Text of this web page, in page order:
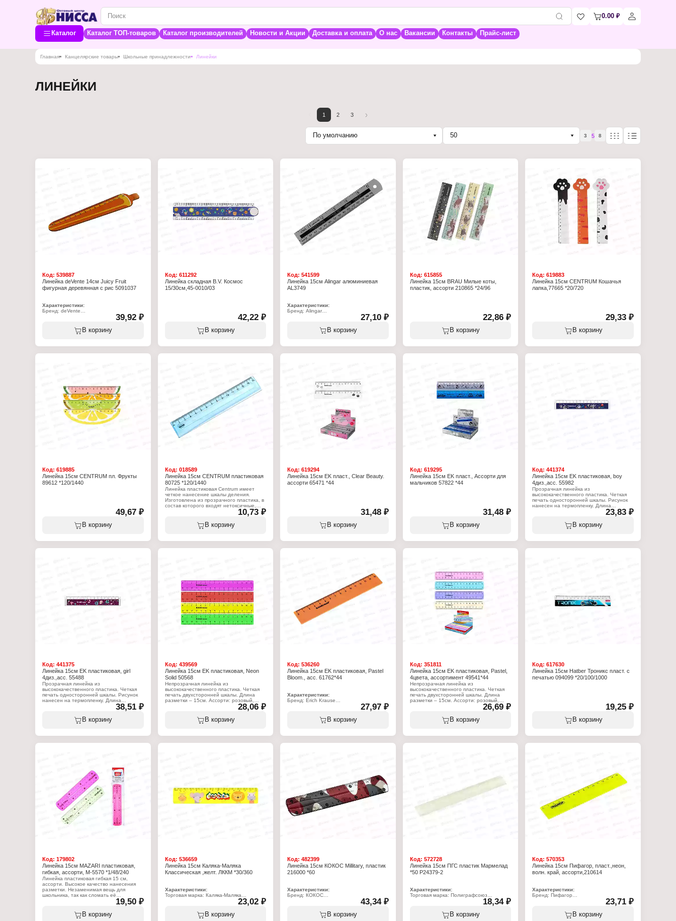
0.00 ₽
Каталог Каталог ТОП-товаров Каталог производителей Новости и Акции Доставка и оплата О нас Вакансии Контакты Прайс-лист
Главная Канцелярские товары Школьные принадлежности Линейки
ЛИНЕЙКИ
1 2 3
По умолчанию 50 3 5 8
Код: 539887
Линейка deVente 14см Juicy Fruit
фигурная деревянная с рис 5091037
Характеристики:
Бренд: deVente
Тип товара: Линейка
Дизайн: в ассортименте
Шкала делений: односторонняя
39,92 ₽
В корзину
Код: 611292
Линейка складная B.V. Космос
15/30см,45-0010/03
42,22 ₽
В корзину
Код:541599
Линейка 15см Alingar алюминиевая
AL3749
Характеристики:
Бренд: Alingar
Цвет линейки: серебристый
Длина разметки: 15 см
дюйм)
27,10 ₽
В корзину
Код: 615855
Линейка 15см BRAU Милые коты,
пластик, ассорти 210865 *24/96
22,86 ₽
В корзину
Код:619883
Линейка 15см CENTRUM Кошачья
лапка,77665 *20/720
29,33 ₽
В корзину
Код: 619885
Линейка 15см CENTRUM пл. Фрукты
89612 *120/1440
49,67 ₽
В корзину
Код: 018589
Линейка 15см CENTRUM пластиковая
80725 *120/1440
Линейка пластиковая Centrum имеет
четкое нанесение шкалы деления.
Изготовлена из прозрачного пластика, в
состав которого входят нетоксичные,
безопасные для здоровья материалы.
Качественная маркировка обеспечит
длительное использование изделия,
предотвратив стирание чернил. Длина -
Бренд: Centrum
10,73 ₽
В корзину
Код:619294
Линейка 15см EK пласт., Clear Beauty.
ассорти 65471 *44
31,48 ₽
В корзину
Код: 619295
Линейка 15см EK пласт., Ассорти для
мальчиков 57822 *44
31,48 ₽
В корзину
Код:441374
Линейка 15см EK пластиковая, boy
4диз.,асс. 55982
Прозрачная линейка из
высококачественного пластика. Четкая
печать односторонней шкалы. Рисунок
нанесен на термопленку. Длина
разметки – 15см. Ассорти: Robot,
Cosmonaut, Surf Team, Drift King.
Характеристики:
Вариация: с выемкой
23,83 ₽
В корзину
Код: 441375
Линейка 15см EK пластиковая, girl
4диз.,асс. 55488
Прозрачная линейка из
высококачественного пластика. Четкая
печать односторонней шкалы. Рисунок
нанесен на термопленку. Длина
разметки – 15см. Ассорти: Flower
Scooter, Autumn Walk, Cute Dog,
Тип товара: Линейка
Материал: пластиковая
38,51 ₽
В корзину
Код: 439569
Линейка 15см EK пластиковая, Neon
Solid 50568
Непрозрачная линейка из
высококачественного пластика. Четкая
печать двухсторонней шкалы. Длина
разметки – 15см. Ассорти: розовый,
оранжевый, желтый, зеленый.
Характеристики:
Бренд: Erich Krause
Цвет: ассорти
28,06 ₽
В корзину
Код:536260
Линейка 15см EK пластиковая, Pastel
Bloom., асс. 61762*44
Характеристики:
Бренд: Erich Krause
Тип товара: Линейка
Цвет: в ассортименте
Шкала делений: односторонняя
27,97 ₽
В корзину
Код: 351811
Линейка 15см EK пластиковая, Pastel,
4цвета, ассортимент 49541*44
Непрозрачная линейка из
высококачественного пластика. Четкая
печать двухсторонней шкалы. Длина
разметки – 15см. Ассорти: розовый,
голубой, фиолетовый, желтый.
Характеристики:
Бренд: Erich Krause
Цвет: ассорти
26,69 ₽
В корзину
Код:617630
Линейка 15см Hatber Троникс пласт. с
печатью 094099 *20/100/1000
19,25 ₽
В корзину
Код: 179802
Линейка 15см MAZARI пластиковая,
гибкая, ассорти, M-5570 *1/48/240
Линейка пластиковая гибкая 15 см,
ассорти. Высокое качество нанесения
разметки. Незаменимая вещь для
школьника, так как сломать её
невозможно и пораниться осколками от
сломанной линейки тоже не получиться.
Каждая линейка упакована в
пластиковый пакет с европодвесом.
19,50 ₽
В корзину
Код: 536659
Линейка 15см Каляка-Маляка
Классическая ,желт. ЛККМ *30/360
Характеристики:
Торговая марка: Каляка-Маляка
Дизайн: "Классическая"
Длина разметки: 15 см
23,02 ₽
В корзину
Код:482399
Линейка 15см КОКОС Millitary, пластик
216000 *60
Характеристики:
Бренд: КОКОС
Дизайн: "Military"
Длина разметки: 15 см
43,34 ₽
В корзину
Код: 572728
Линейка 15см ПГС пластик Мармелад
*50 Р24379-2
Характеристики:
Торговая марка: Полиграфсоюз
Тип товара: Линейка
Цвет линейки: в ассортименте
18,34 ₽
В корзину
Код:570353
Линейка 15см Пифагор, пласт.,неон,
волн. край, ассорти,210614
Характеристики:
Бренд: Пифагор
Цвет линейки: неоновый, в
ассортименте
23,71 ₽
В корзину